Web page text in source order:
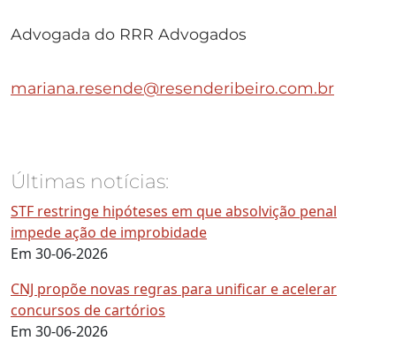
Advogada do RRR Advogados
mariana.resende@resenderibeiro.com.br
Últimas notícias:
STF restringe hipóteses em que absolvição penal
impede ação de improbidade
Em 30-06-2026
CNJ propõe novas regras para unificar e acelerar
concursos de cartórios
Em 30-06-2026